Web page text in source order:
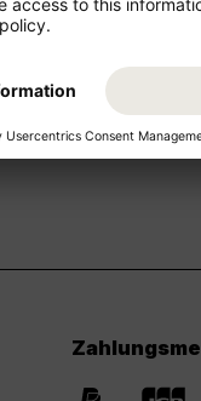
Quellen, z.B.
Angaben. Bitte